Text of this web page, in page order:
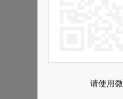
请使用